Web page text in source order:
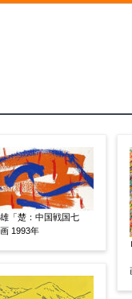
水彩 素描
「楚：中国戦国七
1993年